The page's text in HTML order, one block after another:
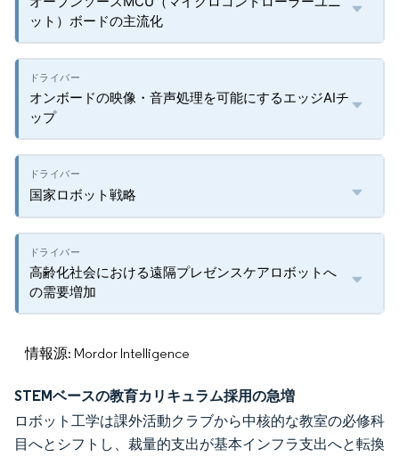
ット）ボードの主流化
オンボードの映像・音声処理を可能にするエッジAIチ
ップ
国家ロボット戦略
高齢化社会における遠隔プレゼンスケアロボットへ
の需要増加
情報源: Mordor Intelligence
STEMベースの教育カリキュラム採用の急増
ロボット工学は課外活動クラブから中核的な教室の必修科
目へとシフトし、裁量的支出が基本インフラ支出へと転換